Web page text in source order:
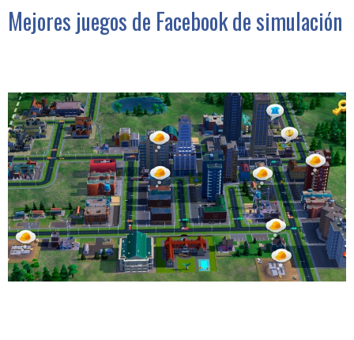
Mejores juegos de Facebook de simulación